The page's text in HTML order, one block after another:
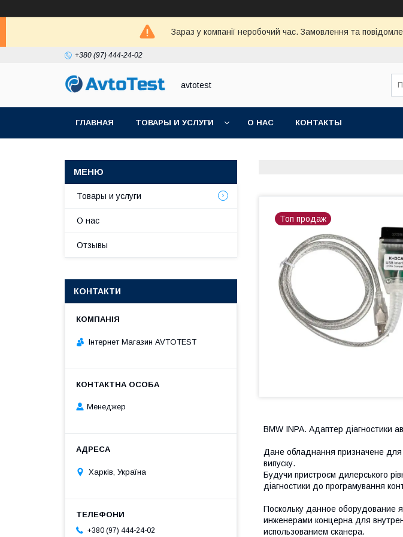
Зараз у компанії неробочий час. Замовлення та
+380 (97) 444-24-02
avtotest
ГЛАВНАЯ ТОВАРЫ И УСЛУГИ О НАС КОНТАКТЫ
Топ продаж
BMW INPA. Адаптер діагностики
Дане обладнання призначене для
випуску.
Будучи пристроєм дилерського
діагностики до програмування
Поскольку данное оборудование
инженерами концерна для
использованием сканера.
Товары и услуги
О нас
Отзывы
КОНТАКТИ
Інтернет Магазин AVTOTEST
Менеджер
Харків, Україна
+380 (97) 444-24-02